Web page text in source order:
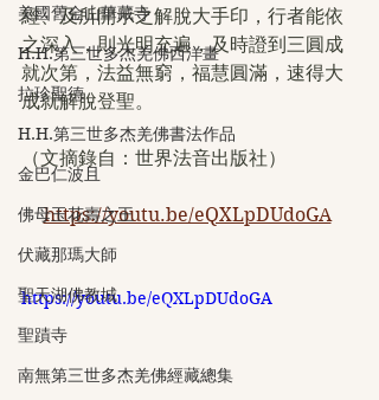
美國舊金山華藏寺
H.H.第三世多杰羌佛西洋畫
拉珍聖德
H.H.第三世多杰羌佛書法作品
金巴仁波且
佛母玉花壽之王
伏藏那瑪大師
聖天湖佛教城
聖蹟寺
南無第三世多杰羌佛經藏總集
經、及所開示之解脫大手印，行者能依
之深入，則光明充遍，及時證到三圓成
就次第，法益無窮，福慧圓滿，速得大
成就解脫登聖。
（文摘錄自：世界法音出版社）
https://youtu.be/eQXLpDUdoGA
https://youtu.be/eQXLpDUdoGA